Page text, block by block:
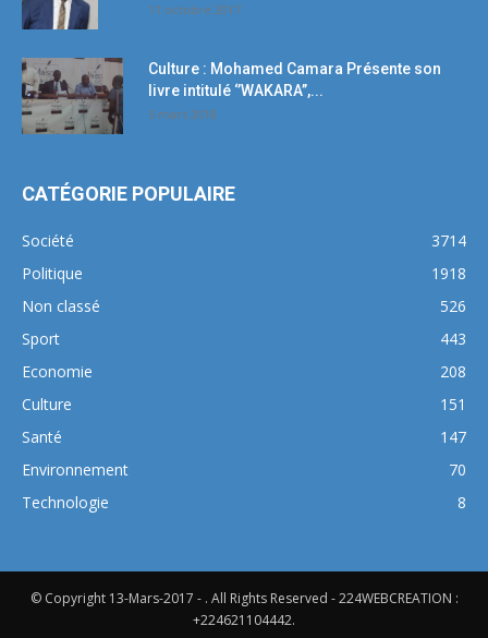
11 octobre 2017
Culture : Mohamed Camara Présente son
livre intitulé ‘’WAKARA’’,...
5 mars 2018
CATÉGORIE POPULAIRE
Société
3714
Politique
1918
Non classé
526
Sport
443
Economie
208
Culture
151
Santé
147
Environnement
70
Technologie
8
© Copyright 13-Mars-2017 - . All Rights Reserved - 224WEBCREATION :
+224621104442.